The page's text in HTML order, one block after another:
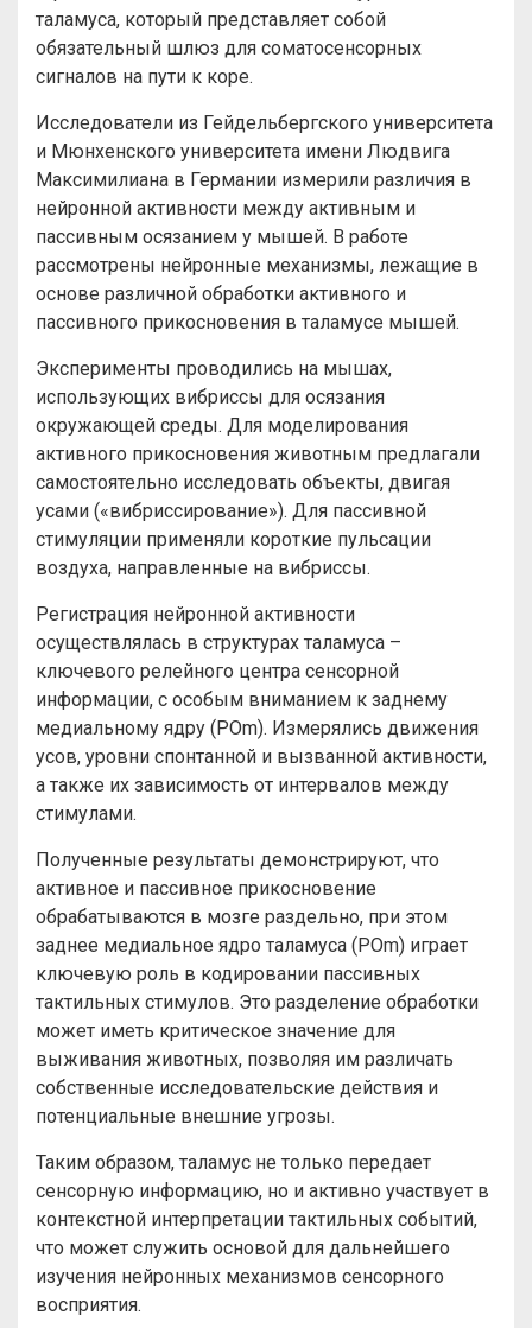
таламуса, который представляет собой
обязательный шлюз для соматосенсорных
сигналов на пути к коре.
Исследователи из Гейдельбергского университета
и Мюнхенского университета имени Людвига
Максимилиана в Германии измерили различия в
нейронной активности между активным и
пассивным осязанием у мышей. В работе
рассмотрены нейронные механизмы, лежащие в
основе различной обработки активного и
пассивного прикосновения в таламусе мышей.
Эксперименты проводились на мышах,
использующих вибриссы для осязания
окружающей среды. Для моделирования
активного прикосновения животным предлагали
самостоятельно исследовать объекты, двигая
усами («вибриссирование»). Для пассивной
стимуляции применяли короткие пульсации
воздуха, направленные на вибриссы.
Регистрация нейронной активности
осуществлялась в структурах таламуса –
ключевого релейного центра сенсорной
информации, с особым вниманием к заднему
медиальному ядру (POm). Измерялись движения
усов, уровни спонтанной и вызванной активности,
а также их зависимость от интервалов между
стимулами.
Полученные результаты демонстрируют, что
активное и пассивное прикосновение
обрабатываются в мозге раздельно, при этом
заднее медиальное ядро таламуса (POm) играет
ключевую роль в кодировании пассивных
тактильных стимулов. Это разделение обработки
может иметь критическое значение для
выживания животных, позволяя им различать
собственные исследовательские действия и
потенциальные внешние угрозы.
Таким образом, таламус не только передает
сенсорную информацию, но и активно участвует в
контекстной интерпретации тактильных событий,
что может служить основой для дальнейшего
изучения нейронных механизмов сенсорного
восприятия.